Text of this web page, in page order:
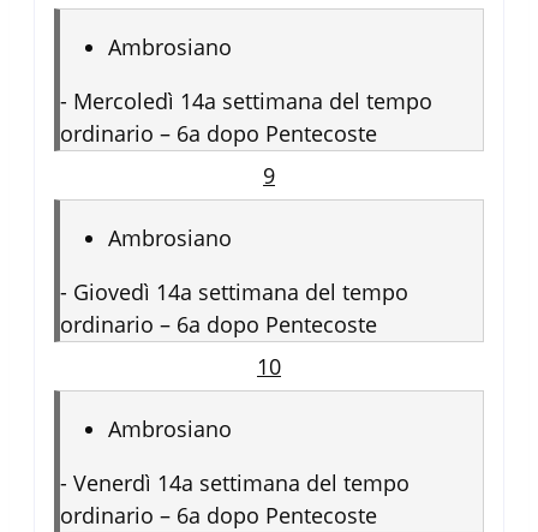
Ambrosiano
- Mercoledì 14a settimana del tempo
ordinario – 6a dopo Pentecoste
9
Ambrosiano
- Giovedì 14a settimana del tempo
ordinario – 6a dopo Pentecoste
10
Ambrosiano
- Venerdì 14a settimana del tempo
ordinario – 6a dopo Pentecoste